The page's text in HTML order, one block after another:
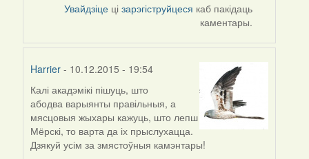
Увайдзіце цізарэгіструйцеся каб пакідаць
каментары.
Harrier - 10.12.2015 - 19:54
In
reply
to
by
Alexander
Калі акадэмікі пішуць, што
абодва варыянты правільныя, а
мясцовыя жыхары кажуць, што лепш
Мёрскі, то варта да іх прыслухацца.
Дзякуй усім за змястоўныя камэнтары!